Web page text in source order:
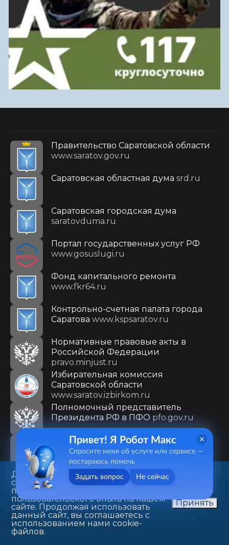
Правительство Саратовской области
www.saratov.gov.ru
Саратовская областная дума srd.ru
Саратовская городская дума
saratovduma.ru
Портал государственных услуг РФ
www.gosuslugi.ru
Фонд капитального ремонта
www.fkr64.ru
Контрольно-счетная палата города
Саратова www.kspsaratov.ru
Нормативные правовые акты в
Российской Федерации
pravo.minjust.ru
Избирательная комиссия
Саратовской области
www.saratov.izbirkom.ru
Полномочный представитель
Президента РФ в ПФО pfo.gov.ru
Инвестиционный портал города
Саратова investsaratov.ru
Сервер органов государственной
власти РФ
gov.ru
Государственная Дума Федерального
Собрания РФ www.duma.gov.ru
Данный веб-сайт использует
cookie-файлы в целях
предоставления вам лучшего
пользовательского опыта на нашем
сайте. Продолжая использовать
данный сайт, вы соглашаетесь с
использованием нами cookie-
файлов.
Принять
Привет! Я Робот Макс
Спросите меня об услуге или сервисе —
постараюсь помочь
Задать вопрос Не сейчас